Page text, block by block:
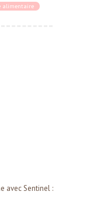
alimentaire
avec Sentinel :